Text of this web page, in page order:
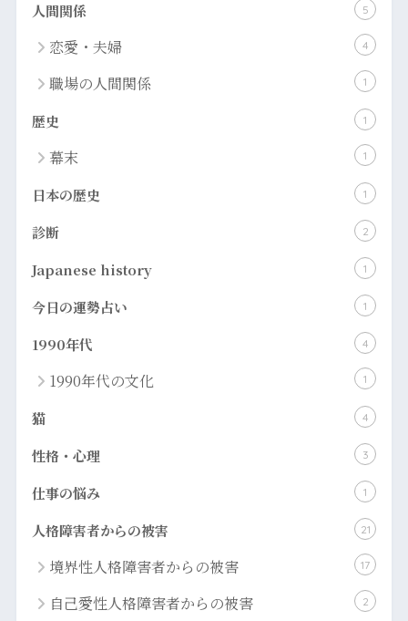
人間関係 5
恋愛・夫婦 4
職場の人間関係 1
歴史 1
幕末 1
日本の歴史 1
診断 2
​Japanese history 1
今日の運勢占い 1
1990年代 4
1990年代の文化 1
猫 4
性格・心理 3
仕事の悩み 1
人格障害者からの被害 21
境界性人格障害者からの被害 17
自己愛性人格障害者からの被害 2